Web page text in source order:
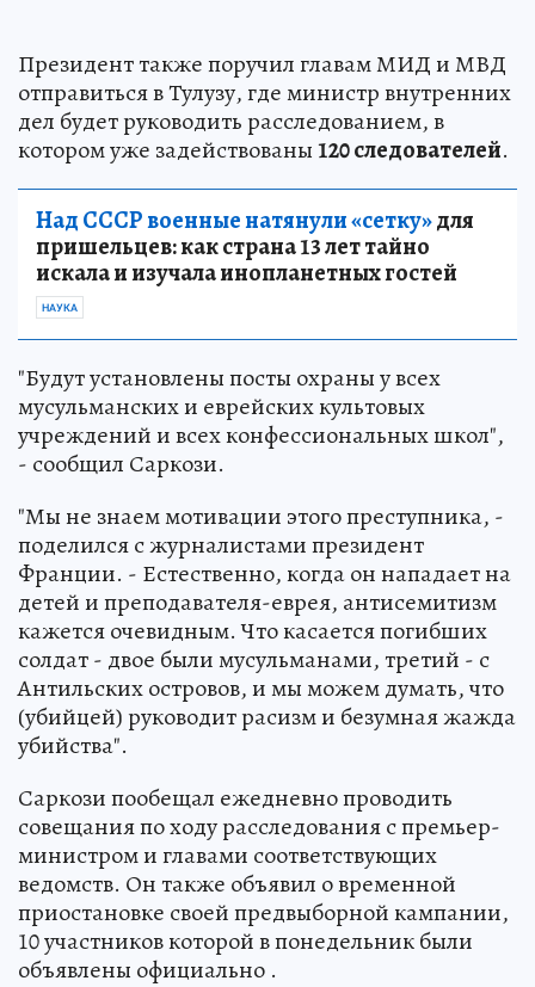
Президент также поручил главам МИД и МВД
отправиться в Тулузу, где министр внутренних
дел будет руководить расследованием, в
котором уже задействованы120 следователей.
Над СССР военные натянули «сетку»для
пришельцев: как страна 13 лет тайно
искала и изучала инопланетных гостей
НАУКА
"Будут установлены посты охраны у всех
мусульманских и еврейских культовых
учреждений и всех конфессиональных школ",
- сообщил Саркози.
"Мы не знаем мотивации этого преступника, -
поделился с журналистами президент
Франции. - Естественно, когда он нападает на
детей и преподавателя-еврея, антисемитизм
кажется очевидным. Что касается погибших
солдат - двое были мусульманами, третий - с
Антильских островов, и мы можем думать, что
(убийцей) руководит расизм и безумная жажда
убийства".
Саркози пообещал ежедневно проводить
совещания по ходу расследования с премьер-
министром и главами соответствующих
ведомств. Он также объявил о временной
приостановке своей предвыборной кампании,
10 участников которой в понедельник были
объявлены официально .